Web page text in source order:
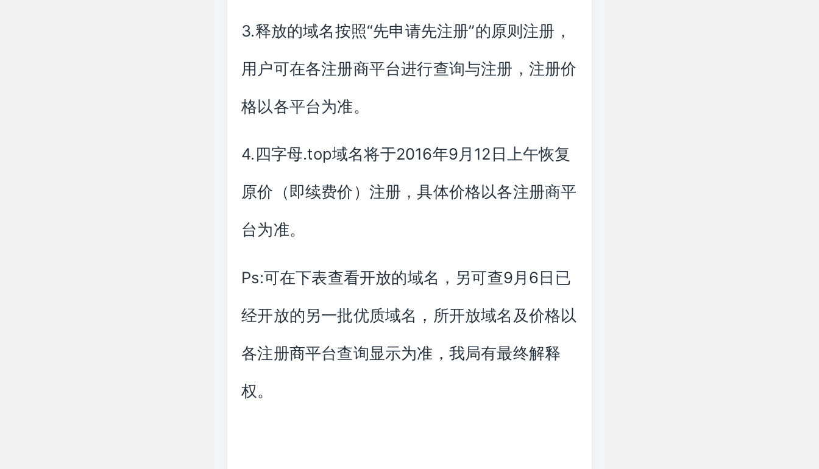
3.释放的域名按照“先申请先注册”的原则注册，
用户可在各注册商平台进行查询与注册，注册价
格以各平台为准。
4.四字母.top域名将于2016年9月12日上午恢复
原价（即续费价）注册，具体价格以各注册商平
台为准。
Ps:可在下表查看开放的域名，另可查9月6日已
经开放的另一批优质域名，所开放域名及价格以
各注册商平台查询显示为准，我局有最终解释
权。